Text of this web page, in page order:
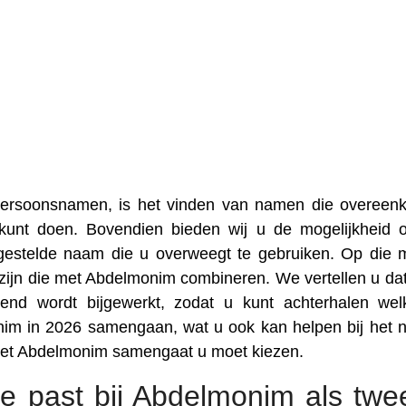
is het vinden van namen die
doen. Bovendien bieden wij u de mogelijkheid
naam die u overweegt te gebruiken. Op die
die met Abdelmonim combineren. We vertellen u
wordt bijgewerkt, zodat u kunt achterhalen
in 2026 samengaan, wat u ook kan helpen bij het
Abdelmonim samengaat u moet kiezen.
past bij Abdelmonim als